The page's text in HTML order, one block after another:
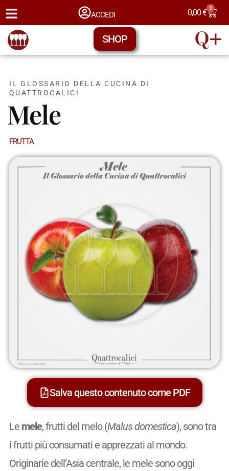
ACCEDI 0,00€ 0
SHOP
IL GLOSSARIO DELLA CUCINA DI
QUATTROCALICI
Mele
FRUTTA
Salva questo contenuto come PDF
Le mele, frutti del melo (Malus domestica), sono tra
i frutti più consumati e apprezzati al mondo.
Originarie dell’Asia centrale, le mele sono oggi